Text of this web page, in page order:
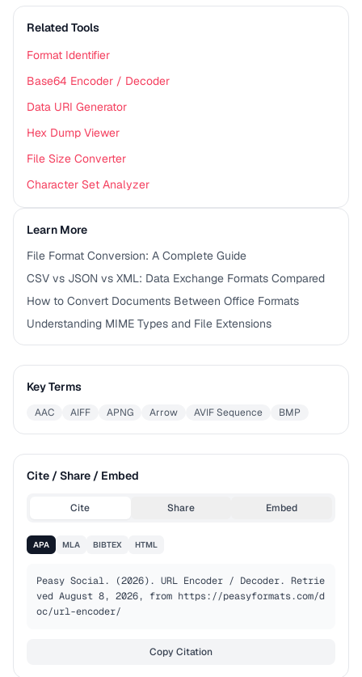
Related Tools
Format Identifier
Base64 Encoder / Decoder
Data URI Generator
Hex Dump Viewer
File Size Converter
Character Set Analyzer
Learn More
File Format Conversion: A Complete Guide
CSV vs JSON vs XML: Data Exchange Formats Compared
How to Convert Documents Between Office Formats
Understanding MIME Types and File Extensions
Key Terms
AAC AIFF APNG Arrow AVIF Sequence BMP
Cite / Share / Embed
Cite Share Embed
APA MLA BIBTEX HTML
Peasy Social. (2026). URL Encoder / Decoder. Retrie
ved August 8, 2026, from https://peasyformats.com/d
oc/url-encoder/
Copy Citation